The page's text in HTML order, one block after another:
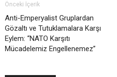
Önceki İçerik
Anti-Emperyalist Gruplardan
Gözaltı ve Tutuklamalara Karşı
Eylem: “NATO Karşıtı
Mücadelemiz Engellenemez”